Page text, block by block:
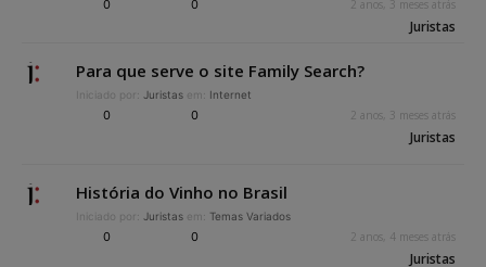
0 0 2 anos, 3 meses atrás
Juristas
Para que serve o site Family Search?
Iniciado por: Juristas em: Internet
0 0 2 anos, 3 meses atrás
Juristas
História do Vinho no Brasil
Iniciado por: Juristas em: Temas Variados
0 0 2 anos, 4 meses atrás
Juristas